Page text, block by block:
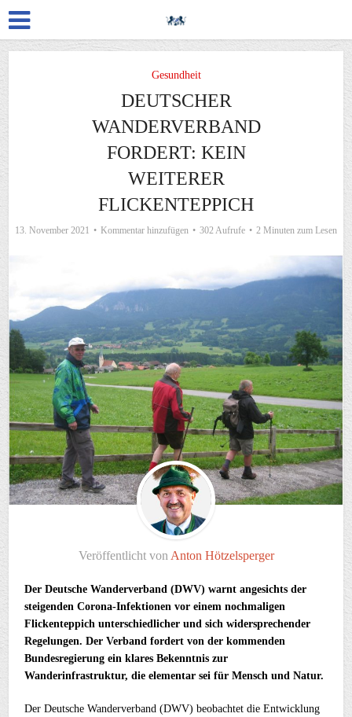
Gesundheit
DEUTSCHER
WANDERVERBAND
FORDERT: KEIN
WEITERER
FLICKENTEPPICH
13. November 2021 Kommentar hinzufügen 302 Aufrufe 2 Minuten zum Lesen
Veröffentlicht von Anton Hötzelsperger
Der Deutsche Wanderverband (DWV) warnt angesichts der
steigenden Corona-Infektionen vor einem nochmaligen
Flickenteppich unterschiedlicher und sich widersprechender
Regelungen. Der Verband fordert von der kommenden
Bundesregierung ein klares Bekenntnis zur
Wanderinfrastruktur, die elementar sei für Mensch und Natur.
Der Deutsche Wanderverband (DWV) beobachtet die Entwicklung